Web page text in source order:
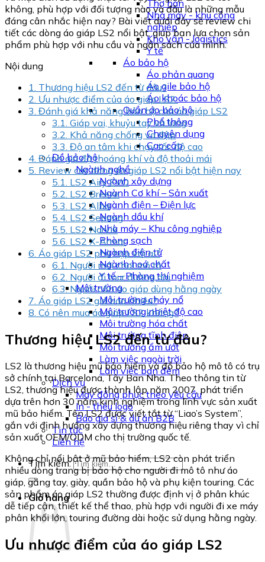
Thợ hàn
Nhà máy - khu công
nghiệp
Kho vận - logistics
Y tế
Áo bảo hộ
Áo phản quang
Áo gile bảo hộ
Áo khoác bảo hộ
Quần áo bảo hộ
Phổ thông
Chuyên dụng
Cao cấp
Đồ bảo hộ
Ngành nghề
Ngành xây dựng
Ngành Cơ khí – Sản xuất
Ngành điện – Điện lực
Ngành dầu khí
Nhà máy – Khu công nghiệp
Phòng sạch
Ngành điện tử
Ngành hoá chất
Y tế – Phòng thí nghiệm
Môi trường
Môi trường cháy nổ
Môi trường nhiệt độ cao
Môi trường hóa chất
Môi trường tĩnh điện
Môi trường ẩm ướt
Làm việc ngoài trời
Làm việc ban đêm
Dịch vụ
May đồng phục theo yêu cầu
In - thêu logo
Báo giá sỉ & dự án B2B
Tin tức
Liên hệ
Tìm kiếm:
Giỏ hàng
không, phù hợp với đối tượng nào và đâu là những mẫu
đáng cân nhắc hiện nay? Bài viết dưới đây sẽ review chi
tiết các dòng áo giáp LS2 nổi bật, giúp bạn lựa chọn sản
phẩm phù hợp với nhu cầu và ngân sách của mình.
Nội dung
1. Thương hiệu LS2 đến từ đâu?
2. Ưu nhược điểm của áo giáp LS2
3. Đánh giá khả năng bảo hộ của áo giáp LS2
3.1. Giáp vai, khuỷu tay và lưng
3.2. Khả năng chống va đập
3.3. Độ an tâm khi chạy tốc độ cao
4. Đánh giá độ thoáng khí và độ thoải mái
5. Review các dòng áo giáp LS2 nổi bật hiện nay
5.1. LS2 Airy EVO
5.2. LS2 Breeze
5.3. LS2 Alba
5.4. LS2 Sepang
5.5. LS2 Narvik
5.6. LS2 X-Armor
6. Áo giáp LS2 phù hợp với ai?
6.1. Người mới chơi mô tô
6.2. Người đi tour đường dài
6.3.Người cần áo giáp dùng hằng ngày
7. Áo giáp LS2 giá bao nhiêu?
8. Có nên mua áo giáp LS2 không?
Thương hiệu LS2 đến từ đâu?
LS2 là thương hiệu mũ bảo hiểm và đồ bảo hộ mô tô có trụ
sở chính tại Barcelona, Tây Ban Nha. Theo thông tin từ
LS2, thương hiệu được thành lập năm 2007, phát triển
dựa trên hơn 30 năm kinh nghiệm trong lĩnh vực sản xuất
mũ bảo hiểm. Tên LS2 được viết tắt từ “Liao’s System”,
gắn với định hướng xây dựng thương hiệu riêng thay vì chỉ
sản xuất OEM/ODM cho thị trường quốc tế.
Không chỉ nổi bật ở mũ bảo hiểm, LS2 còn phát triển
nhiều dòng trang bị bảo hộ cho người đi mô tô như áo
giáp, găng tay, giày, quần bảo hộ và phụ kiện touring. Các
sản phẩm áo giáp LS2 thường được định vị ở phân khúc
dễ tiếp cận, thiết kế thể thao, phù hợp với người đi xe máy
phân khối lớn, touring đường dài hoặc sử dụng hằng ngày.
Ưu nhược điểm của áo giáp LS2